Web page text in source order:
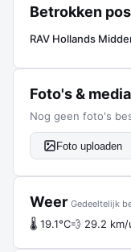
Betrokken
RAV Hollands
Foto's & media
Nog geen foto's
Foto uploaden
Weer Gedeeltelijk
🌡 19.1°C💨 29.2 km/